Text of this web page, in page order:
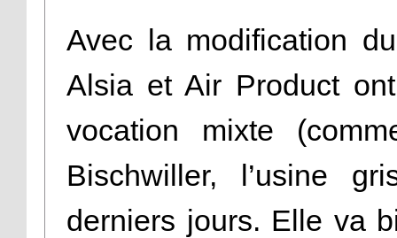
Avec la modification
Alsia et Air Product
vocation mixte
Bischwiller, l’usine
derniers jours. Elle va